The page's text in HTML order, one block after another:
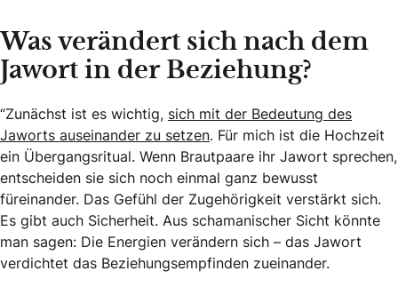
Was verändert sich nach dem
Jawort in der Beziehung?
“Zunächst ist es wichtig, sich mit der Bedeutung des
Jaworts auseinander zu setzen. Für mich ist die Hochzeit
ein Übergangsritual. Wenn Brautpaare ihr Jawort sprechen,
entscheiden sie sich noch einmal ganz bewusst
füreinander. Das Gefühl der Zugehörigkeit verstärkt sich.
Es gibt auch Sicherheit. Aus schamanischer Sicht könnte
man sagen: Die Energien verändern sich – das Jawort
verdichtet das Beziehungsempfinden zueinander.